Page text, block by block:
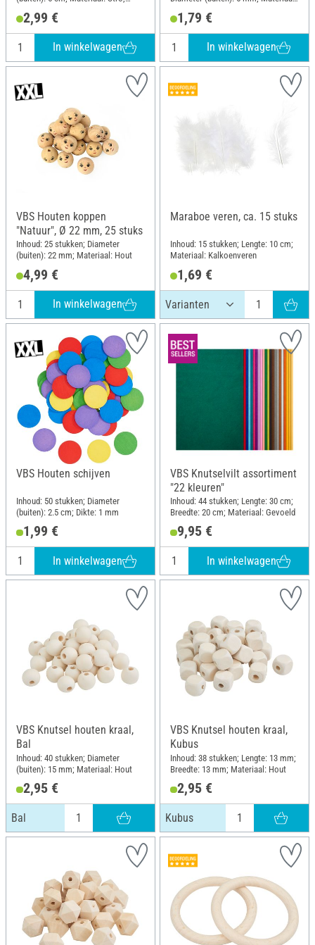
2,99 €
In winkelwagen
1,79 €
In winkelwagen
VBS Houten koppen
"Natuur", Ø 22 mm, 25 stuks
Inhoud: 25 stukken; Diameter
(buiten): 22 mm; Materiaal: Hout
4,99 €
In winkelwagen
Maraboe veren, ca. 15 stuks
Inhoud: 15 stukken; Lengte: 10 cm;
Materiaal: Kalkoenveren
1,69 €
VBS Houten schijven
Inhoud: 50 stukken; Diameter
(buiten): 2.5 cm; Dikte: 1 mm
1,99 €
In winkelwagen
VBS Knutselvilt assortiment
"22 kleuren"
Inhoud: 44 stukken; Lengte: 30 cm;
Breedte: 20 cm; Materiaal: Gevoeld
9,95 €
In winkelwagen
VBS Knutsel houten kraal,
Bal
Inhoud: 40 stukken; Diameter
(buiten): 15 mm; Materiaal: Hout
2,95 €
Bal
VBS Knutsel houten kraal,
Kubus
Inhoud: 38 stukken; Lengte: 13 mm;
Breedte: 13 mm; Materiaal: Hout
2,95 €
Kubus